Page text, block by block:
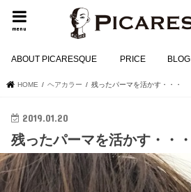
menu
ABOUT PICARESQUE PRICE BLOG
HOME ヘアカラー 残ったパーマを活かす・・・
2019.01.20
残ったパーマを活かす・・・